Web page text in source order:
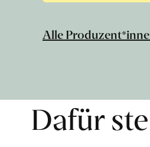
Alle
Dafür